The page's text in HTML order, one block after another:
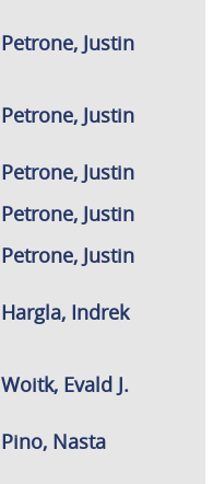
Petrone, Justin
Petrone, Justin
Petrone, Justin
Petrone, Justin
Petrone, Justin
Hargla, Indrek
Woitk, Evald J.
Pino, Nasta